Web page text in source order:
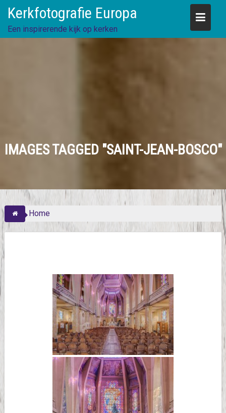
content
Kerkfotografie Europa
Een inspirerende kijk op kerken
IMAGES TAGGED "SAINT-JEAN-BOSCO"
Home